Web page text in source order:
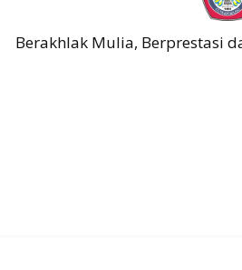
Berakhlak Mulia, Berprestasi